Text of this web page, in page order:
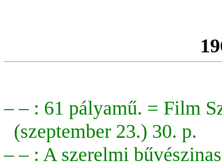
– – : 61 pályamű. = Film
(szeptember 23.) 30. p.
– – : A szerelmi